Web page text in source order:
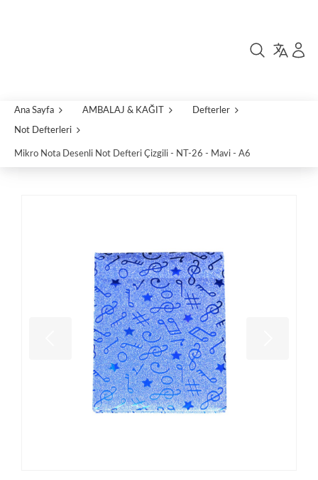
Ana Sayfa AMBALAJ & KAĞIT Defterler
Not Defterleri
Mikro Nota Desenli Not Defteri Çizgili - NT-26 - Mavi - A6